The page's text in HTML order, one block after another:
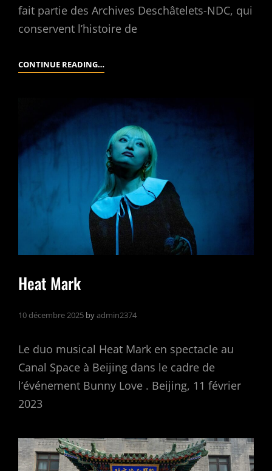
fait partie des Archives Deschâtelets-NDC, qui
conservent l’histoire de
CONTINUE READING…CENTRE
MISSIONNAIRES
OBLATS
Heat Mark
10 décembre 2025 byadmin2374
Le duo musical Heat Mark en spectacle au
Canal Space à Beijing dans le cadre de
l’événement Bunny Love . Beijing, 11 février
2023